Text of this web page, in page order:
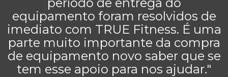
equipamento foram resolvidos de
imediato com TRUE Fitness. É uma
parte muito importante da compra
de equipamento novo saber que se
tem esse apoio para nos ajudar."